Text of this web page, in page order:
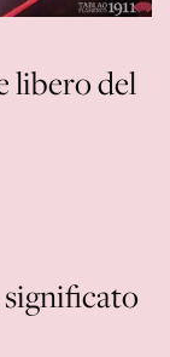
libero del
significato